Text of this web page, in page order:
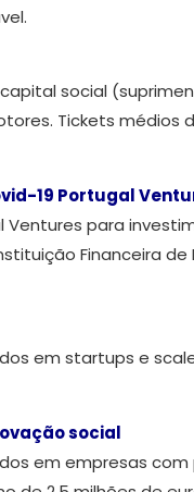
social
Tickets médios
19 Portugal
Ventures para
Financeira
em startups e
social
em empresas